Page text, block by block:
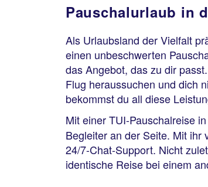
Pauschalurlaub in
Als Urlaubsland der Vielfalt
einen unbeschwerten
das Angebot, das zu dir
Flug heraussuchen und dich
bekommst du all diese
Mit einer TUI-Pauschalreise
Begleiter an der Seite. Mit ihr
24/7-Chat-Support. Nicht
identische Reise bei einem